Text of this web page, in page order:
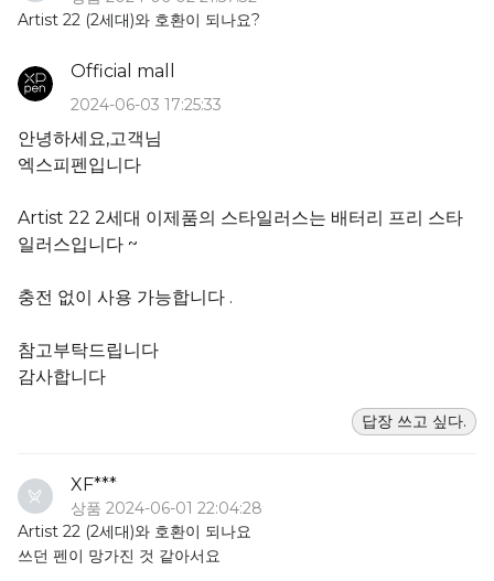
Artist 22 (2세대)와 호환이 되나요?
Official mall
2024-06-03 17:25:33
안녕하세요,고객님
엑스피펜입니다
Artist 22 2세대 이제품의 스타일러스는 배터리 프리 스타
일러스입니다 ~
충전 없이 사용 가능합니다 .
참고부탁드립니다
감사합니다
답장 쓰고 싶다.
XF***
상품 2024-06-01 22:04:28
Artist 22 (2세대)와 호환이 되나요
쓰던 펜이 망가진 것 같아서요